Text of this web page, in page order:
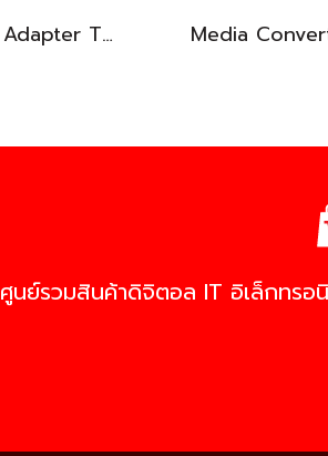
POE Injector Adapter TP-LINK TL-POE150S อุปกรณ์ขยายสัญญาณ POE รับประกันตลอดอายุการใช้งาน
ศูนย์รวมสินค้าดิจิตอล IT อิเล็กทร